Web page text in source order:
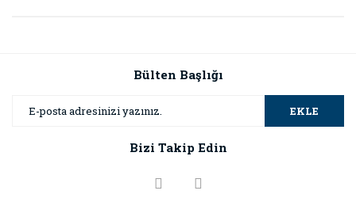
Görüş ve önerileriniz için teşekkür ederiz.
Ürün resmi kalitesiz, bozuk veya görüntülenemiyor.
Ürün bilgilerinde hatalar bulunuyor.
Bülten Başlığı
EKLE
Bizi Takip Edin